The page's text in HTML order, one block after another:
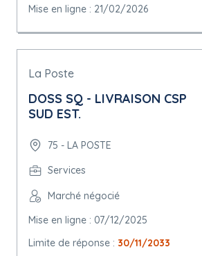
Mise en ligne : 21/02/2026
La Poste
DOSS SQ - LIVRAISON CSP
SUD EST.
75 - LA POSTE
Services
Marché négocié
Mise en ligne : 07/12/2025
Limite de réponse : 30/11/2033